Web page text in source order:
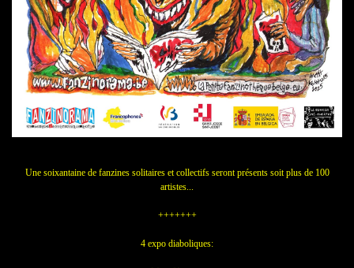
Une soixantaine de fanzines solitaires et collectifs seront présents soit plus de 100
artistes...
+++++++
4 expo diaboliques: